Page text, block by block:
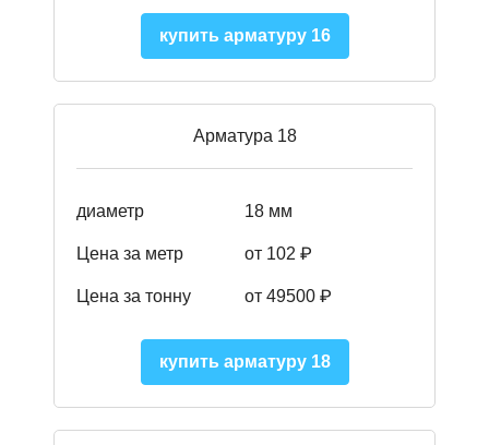
купить арматуру 16
Арматура 18
диаметр 18 мм
Цена за метр от 102 ₽
Цена за тонну от 49500 ₽
купить арматуру 18